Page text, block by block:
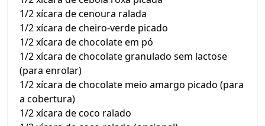
1/2 xícara de cenoura ralada
1/2 xícara de cheiro-verde picado
1/2 xícara de chocolate em pó
1/2 xícara de chocolate granulado sem lactose
(para enrolar)
1/2 xícara de chocolate meio amargo picado (para
a cobertura)
1/2 xícara de coco ralado